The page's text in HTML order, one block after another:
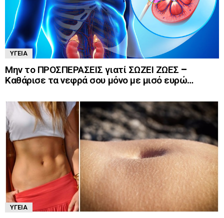
ΥΓΕΊΑ
Μην το ΠΡΟΣΠΕΡΑΣΕΙΣ γιατί ΣΩΖΕΙ ΖΩΕΣ –
Καθάρισε τα νεφρά σου μόνο με μισό ευρώ…
ΥΓΕΊΑ